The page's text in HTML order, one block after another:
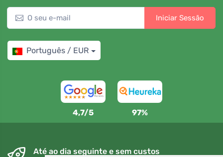
Iniciar Sessão
Português / EUR
4,7/5 97%
Até ao dia seguinte e sem custos